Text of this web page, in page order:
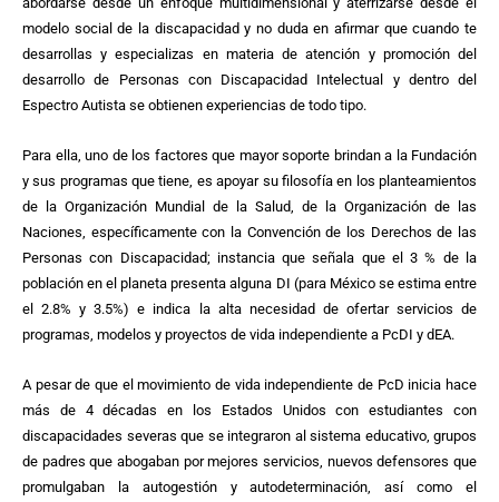
modelo social de la discapacidad y no duda en afirmar que cuando te
desarrollas y especializas en materia de atención y promoción del
desarrollo de Personas con Discapacidad Intelectual y dentro del
Espectro Autista se obtienen experiencias de todo tipo.
Para ella, uno de los factores que mayor soporte brindan a la Fundación
y sus programas que tiene, es apoyar su filosofía en los planteamientos
de la Organización Mundial de la Salud, de la Organización de las
Naciones, específicamente con la Convención de los Derechos de las
Personas con Discapacidad; instancia que señala que el 3 % de la
población en el planeta presenta alguna DI (para México se estima entre
el 2.8% y 3.5%) e indica la alta necesidad de ofertar servicios de
programas, modelos y proyectos de vida independiente a PcDI y dEA.
A pesar de que el movimiento de vida independiente de PcD inicia hace
más de 4 décadas en los Estados Unidos con estudiantes con
discapacidades severas que se integraron al sistema educativo, grupos
de padres que abogaban por mejores servicios, nuevos defensores que
promulgaban la autogestión y autodeterminación, así como el